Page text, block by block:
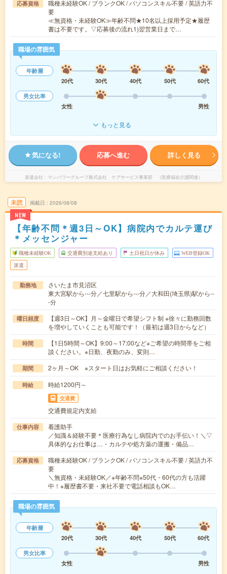
応募資格
職種未経験OK / ブランクOK / パソコンスキル不要 / 英語力不
要
≪無資格・未経験OK≫年齢不問★10名以上採用予定★履歴
書は不要です。▽応募後の流れ1)翌営業日まで…
職場の雰囲気
年齢層
20代
30代 40代 50代
60代
男女比率
女性
男性
もっと見る
気になる! 応募へ進む 詳しく見る
派遣会社 マンパワーグループ株式会社 ケアサービス事業部 （医療福祉介護関連）
未読
NEW
掲載日 2026/08/08
【年齢不問＊週3日～OK】病院内でカルテ運び
＊メッセンジャー
職種未経験OK 交通費別途支給あり 土日祝日が休み WEB登録OK
派遣
勤務地
さいたま市見沼区
東大宮駅から---分／七里駅から---分／大和田(埼玉県)駅から--
-分
曜日頻度
【週3日～OK】月～金曜日で希望シフト制 ※徐々に勤務回数
を増やしていくことも可能です！（最初は週3日からなど）
時間
【1日5時間～OK】9:00～17:00など※ご希望の時間帯をご相
談ください。※日勤、夜勤のみ、変則…
期間 2ヶ月～OK ※スタート日はお気軽にご相談ください！
時給 時給1200円～
交通費
交通費規定内支給
仕事内容
看護助手
／知識＆経験不要＊医療行為なし病院内でのお手伝い！＼▽
具体的なお仕事は…・カルテや処方薬の運搬・備品…
応募資格
職種未経験OK / ブランクOK / パソコンスキル不要 / 英語力不
要
＼無資格・未経験OK／※年齢不問※50代・60代の方も活躍
中！※履歴書不要・来社不要で電話相談もOK…
職場の雰囲気
年齢層
20代
30代 40代 50代
60代
男女比率
女性
男性